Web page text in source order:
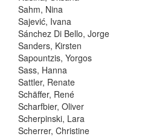
Sahm, Nina
Sajević, Ivana
Sánchez Di Bello, Jorge
Sanders, Kirsten
Sapountzis, Yorgos
Sass, Hanna
Sattler, Renate
Schäffer, René
Scharfbier, Oliver
Scherpinski, Lara
Scherrer, Christine